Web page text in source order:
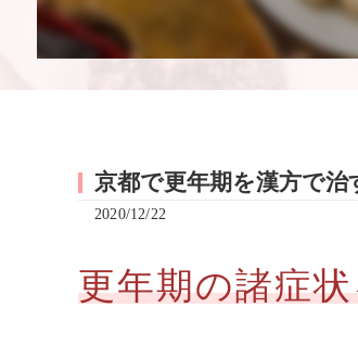
京都で更年期を漢方で治
2020/12/22
更年期の諸症